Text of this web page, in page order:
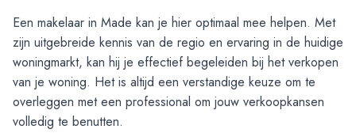
Een makelaar in Made kan je hier optimaal mee helpen. Met
zijn uitgebreide kennis van de regio en ervaring in de huidige
woningmarkt, kan hij je effectief begeleiden bij het verkopen
van je woning. Het is altijd een verstandige keuze om te
overleggen met een professional om jouw verkoopkansen
volledig te benutten.